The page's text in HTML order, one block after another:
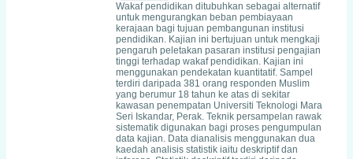
Wakaf pendidikan ditubuhkan sebagai alternatif
untuk mengurangkan beban pembiayaan
kerajaan bagi tujuan pembangunan institusi
pendidikan. Kajian ini bertujuan untuk mengkaji
pengaruh peletakan pasaran institusi pengajian
tinggi terhadap wakaf pendidikan. Kajian ini
menggunakan pendekatan kuantitatif. Sampel
terdiri daripada 381 orang responden Muslim
yang berumur 18 tahun ke atas di sekitar
kawasan penempatan Universiti Teknologi Mara
Seri Iskandar, Perak. Teknik persampelan rawak
sistematik digunakan bagi proses pengumpulan
data kajian. Data dianalisis menggunakan dua
kaedah analisis statistik iaitu deskriptif dan